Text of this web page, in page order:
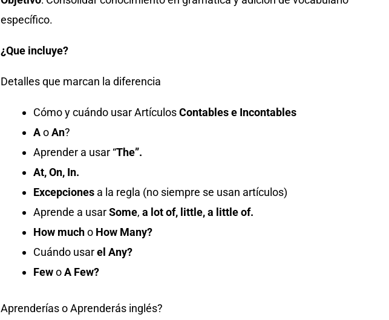
específico.
¿Que incluye?
Detalles que marcan la diferencia
Cómo y cuándo usar ArtículosContables e Incontables
AoAn?
Aprender a usar “The”.
At, On, In.
Excepciones a la regla (no siempre se usan artículos)
Aprende a usarSome, a lot of, little, a little of.
How mucho How Many?
Cuándo usarel Any?
FewoA Few?
Aprenderías o Aprenderás inglés?